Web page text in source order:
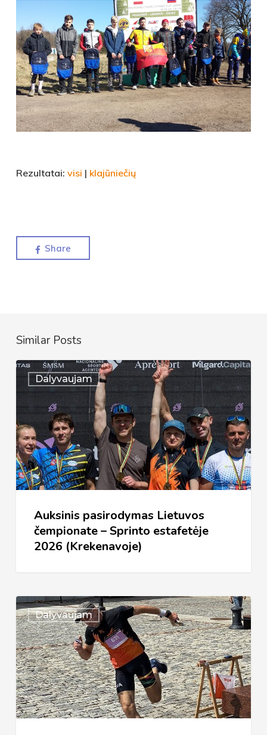
Rezultatai: visi | klajūniečių
Share
Similar Posts
Dalyvaujam
Auksinis
pasirodymas
Lietuvos
čempionate
–
Sprinto
estafetėje
(Krekenavoje)
Auksinis pasirodymas Lietuvos
čempionate – Sprinto estafetėje
2026 (Krekenavoje)
Dalyvaujam
Lietuvos
čempionatas
–
Sprintas
2026
(Kėdainiai)